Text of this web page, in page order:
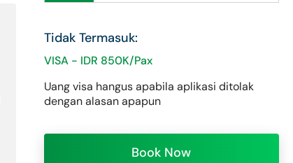
Tidak Termasuk:
VISA - IDR 850K/Pax
Uang visa hangus apabila aplikasi ditolak
dengan alasan apapun
Book Now